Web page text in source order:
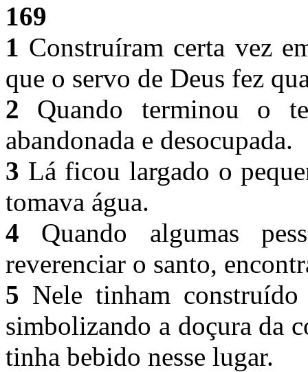
169
1 Construíram certa vez
que o servo de Deus fez
2 Quando terminou o
abandonada e desocupada.
3 Lá ficou largado o
tomava água.
4 Quando algumas
reverenciar o santo,
5 Nele tinham
simbolizando a doçura da
tinha bebido nesse lugar.